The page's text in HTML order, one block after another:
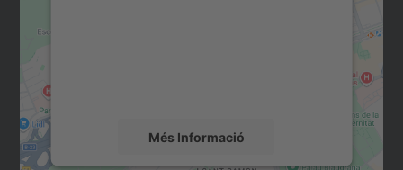
Més Informació